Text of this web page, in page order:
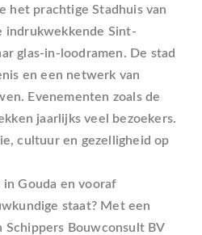
het prachtigeStadhuis van
indrukwekkende Sint-
glas-in-loodramen. De stad
en een netwerk van
Evenementen zoals de
jaarlijks veel bezoekers.
cultuur en gezelligheid op
Gouda en vooraf
staat? Met een
Schippers Bouwconsult BV